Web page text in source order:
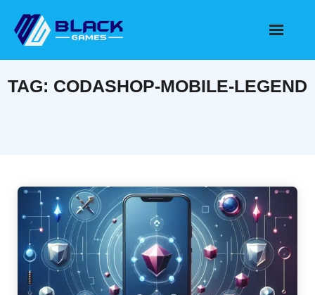
content
TAG: CODASHOP-MOBILE-LEGEND